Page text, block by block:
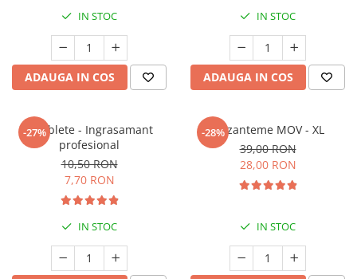
Seminte de Ierburi
Seminte de Legume/Fructe
IN STOC
ADAUGA IN COS
IN STOC
ADAUGA IN COS
-27%
5 Tablete - Ingrasamant
profesional
10,50 RON
7,70 RON
IN STOC
-28%Crizanteme MOV - XL
39,00 RON
28,00 RON
IN STOC